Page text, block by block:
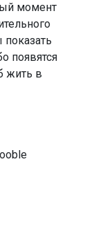
момент
показать
появятся
жить в